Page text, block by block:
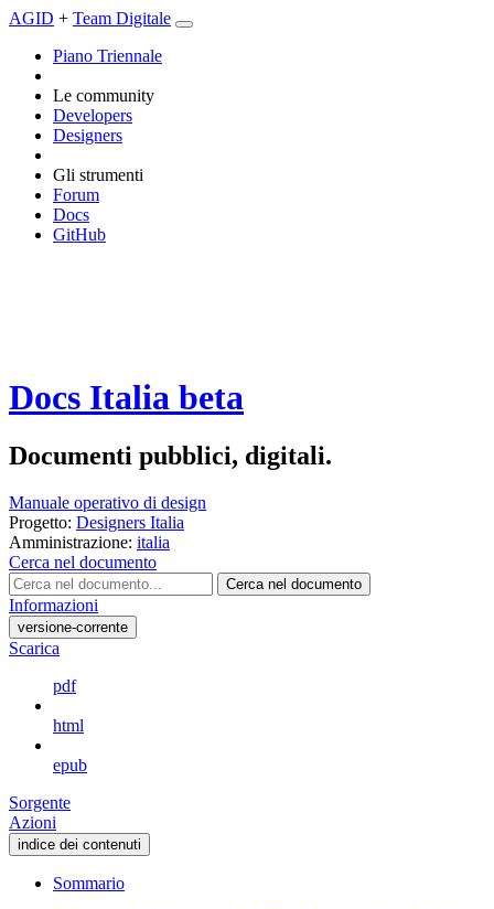
AGID + Team Digitale
Piano Triennale
Le community
Developers
Designers
Gli strumenti
Forum
Docs
GitHub
Docs Italia beta
Documenti pubblici, digitali.
Manuale operativo di design
Progetto: Designers Italia
Amministrazione: italia
Cerca nel documento
Cerca nel documento
Informazioni
versione-corrente
Scarica
pdf
html
epub
Sorgente
Azioni
indice dei contenuti
Sommario